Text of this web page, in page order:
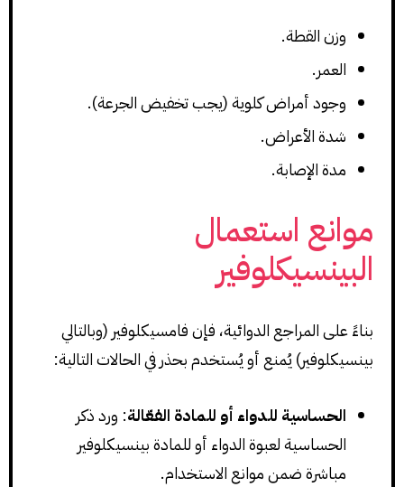
وزن القطة.
العمر.
وجود أمراض كلوية (يجب تخفيض الجرعة).
شدة الأعراض.
مدة الإصابة.
موانع استعمال
البينسيكلوفير
بناءً على المراجع الدوائية، فإن فامسيكلوفير (وبالتالي
بينسيكلوفير) يُمنع أو يُستخدم بحذر في الحالات التالية:
الحساسية للدواء أو للمادة الفعّالة: ورد ذكر
الحساسية لعبوة الدواء أو للمادة بينسيكلوفير
مباشرة ضمن موانع الاستخدام.